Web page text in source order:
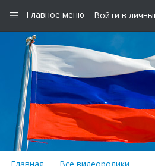
Главное меню Войти в